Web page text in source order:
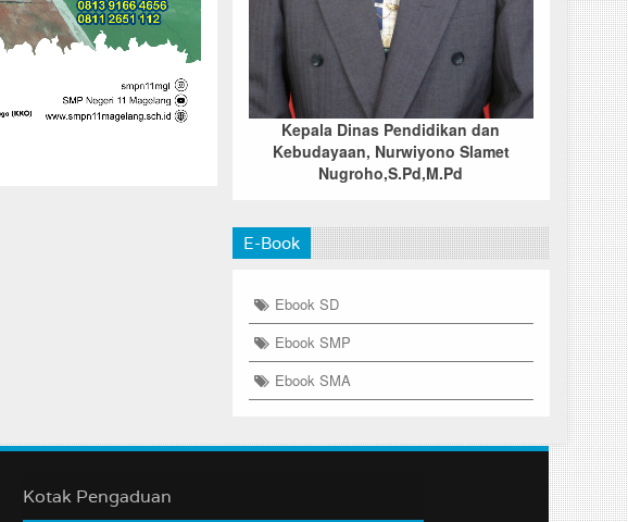
Kepala Dinas Pendidikan dan
Kebudayaan, Nurwiyono Slamet
Nugroho,S.Pd,M.Pd
E-Book
Ebook SD
Ebook SMP
Ebook SMA
Kotak Pengaduan